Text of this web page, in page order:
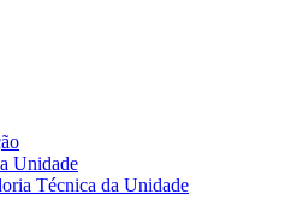
Unidade
Técnica da Unidade